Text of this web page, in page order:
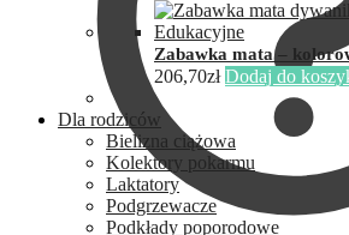
Zabawka mata –
206,70zł Dodaj do
Dla rodziców
Bielizna ciążowa
Kolektory pokarmu
Laktatory
Podgrzewacze
Podkłady poporodowe